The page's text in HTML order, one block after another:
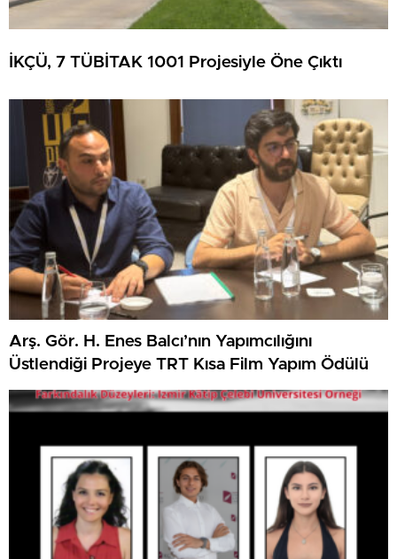
İKÇÜ, 7 TÜBİTAK 1001 Projesiyle Öne Çıktı
Arş. Gör. H. Enes Balcı’nın Yapımcılığını
Üstlendiği Projeye TRT Kısa Film Yapım Ödülü